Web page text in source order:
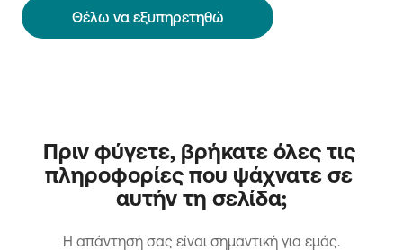
Θέλω να εξυπηρετηθώ
Πριν φύγετε, βρήκατε όλες τις
πληροφορίες που ψάχνατε σε
αυτήν τη σελίδα;
H απάντησή σας είναι σημαντική για εμάς.